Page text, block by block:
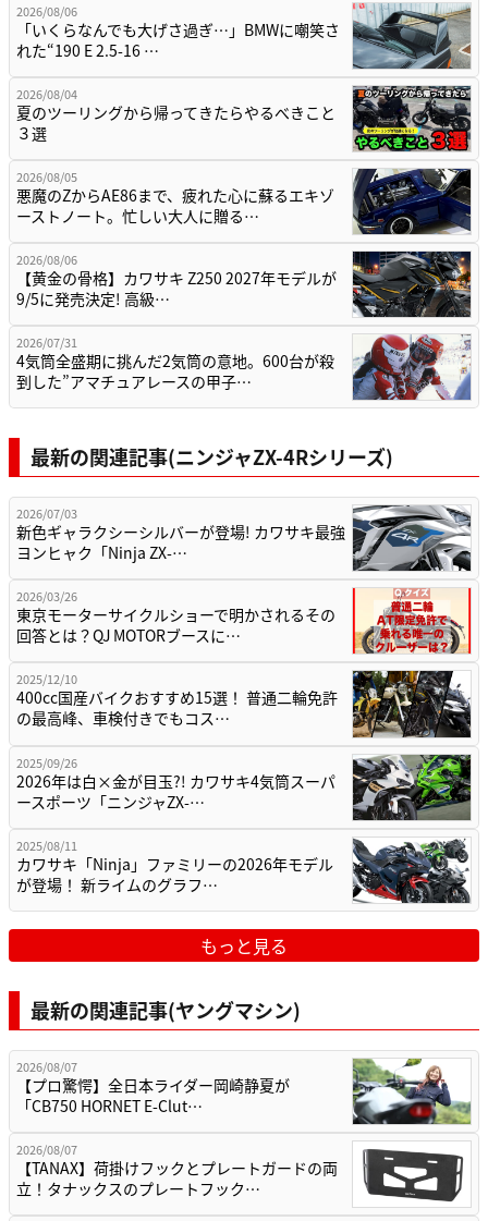
2026/08/06
「いくらなんでも大げさ過ぎ…」BMWに嘲笑さ
れた“190 E 2.5-16 …
2026/08/04
夏のツーリングから帰ってきたらやるべきこと
３選
2026/08/05
悪魔のZからAE86まで、疲れた心に蘇るエキゾ
ーストノート。忙しい大人に贈る…
2026/08/06
【黄金の骨格】カワサキ Z250 2027年モデルが
9/5に発売決定! 高級…
2026/07/31
4気筒全盛期に挑んだ2気筒の意地。600台が殺
到した”アマチュアレースの甲子…
最新の関連記事(ニンジャZX-4Rシリーズ)
2026/07/03
新色ギャラクシーシルバーが登場! カワサキ最強
ヨンヒャク「Ninja ZX-…
2026/03/26
東京モーターサイクルショーで明かされるその
回答とは？QJ MOTORブースに…
2025/12/10
400cc国産バイクおすすめ15選！ 普通二輪免許
の最高峰、車検付きでもコス…
2025/09/26
2026年は白×金が目玉?! カワサキ4気筒スーパ
ースポーツ「ニンジャZX-…
2025/08/11
カワサキ「Ninja」ファミリーの2026年モデル
が登場！ 新ライムのグラフ…
もっと見る
最新の関連記事(ヤングマシン)
2026/08/07
【プロ驚愕】全日本ライダー岡崎静夏が
「CB750 HORNET E-Clut…
2026/08/07
【TANAX】荷掛けフックとプレートガードの両
立！タナックスのプレートフック…